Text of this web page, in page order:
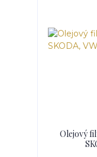
Olejový